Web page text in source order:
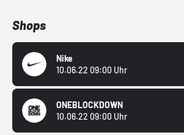
Shops
Nike
10.06.22 09:00 Uhr
ONEBLOCKDOWN
10.06.22 09:00 Uhr